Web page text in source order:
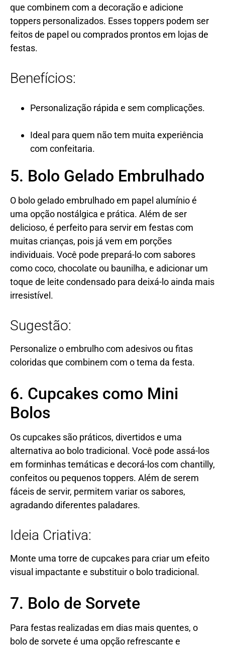
que combinem com a decoração e adicione
toppers personalizados. Esses toppers podem ser
feitos de papel ou comprados prontos em lojas de
festas.
Benefícios:
Personalização rápida e sem complicações.
Ideal para quem não tem muita experiência
com confeitaria.
5. Bolo Gelado Embrulhado
O bolo gelado embrulhado em papel alumínio é
uma opção nostálgica e prática. Além de ser
delicioso, é perfeito para servir em festas com
muitas crianças, pois já vem em porções
individuais. Você pode prepará-lo com sabores
como coco, chocolate ou baunilha, e adicionar um
toque de leite condensado para deixá-lo ainda mais
irresistível.
Sugestão:
Personalize o embrulho com adesivos ou fitas
coloridas que combinem com o tema da festa.
6. Cupcakes como Mini
Bolos
Os cupcakes são práticos, divertidos e uma
alternativa ao bolo tradicional. Você pode assá-los
em forminhas temáticas e decorá-los com chantilly,
confeitos ou pequenos toppers. Além de serem
fáceis de servir, permitem variar os sabores,
agradando diferentes paladares.
Ideia Criativa:
Monte uma torre de cupcakes para criar um efeito
visual impactante e substituir o bolo tradicional.
7. Bolo de Sorvete
Para festas realizadas em dias mais quentes, o
bolo de sorvete é uma opção refrescante e